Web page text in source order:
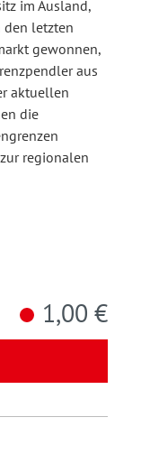
im Ausland,
den letzten
gewonnen,
aus
aktuellen
die
regionalen
1,00 €